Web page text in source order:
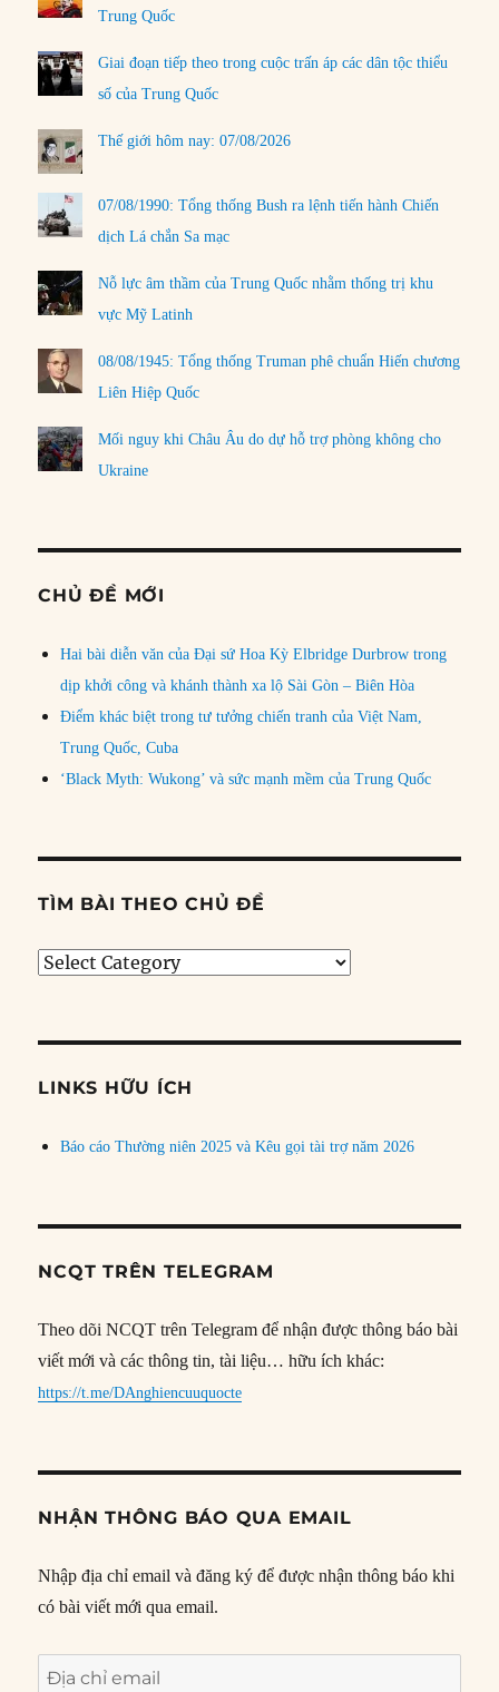
Trung Quốc
Giai đoạn tiếp theo trong cuộc trấn áp các dân tộc thiểu
số của Trung Quốc
Thế giới hôm nay: 07/08/2026
07/08/1990: Tổng thống Bush ra lệnh tiến hành Chiến
dịch Lá chắn Sa mạc
Nỗ lực âm thầm của Trung Quốc nhằm thống trị khu
vực Mỹ Latinh
08/08/1945: Tổng thống Truman phê chuẩn Hiến chương
Liên Hiệp Quốc
Mối nguy khi Châu Âu do dự hỗ trợ phòng không cho
Ukraine
CHỦ ĐỀ MỚI
Hai bài diễn văn của Đại sứ Hoa Kỳ Elbridge Durbrow trong
dịp khởi công và khánh thành xa lộ Sài Gòn – Biên Hòa
Điểm khác biệt trong tư tưởng chiến tranh của Việt Nam,
Trung Quốc, Cuba
‘Black Myth: Wukong’ và sức mạnh mềm của Trung Quốc
TÌM BÀI THEO CHỦ ĐỀ
Tìm
đề
LINKS HỮU ÍCH
Báo cáo Thường niên 2025 và Kêu gọi tài trợ năm 2026
NCQT TRÊN TELEGRAM
Theo dõi NCQT trên Telegram để nhận được thông báo bài
viết mới và các thông tin, tài liệu… hữu ích khác:
https://t.me/DAnghiencuuquocte
NHẬN THÔNG BÁO QUA EMAIL
Nhập địa chỉ email và đăng ký để được nhận thông báo khi
có bài viết mới qua email.
Địa